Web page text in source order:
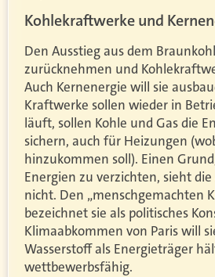
Kohlekraftwerke und
Den Ausstieg aus dem
zurücknehmen und
Auch Kernenergie will sie
Kraftwerke sollen wieder in
läuft, sollen Kohle und Gas die
sichern, auch für Heizungen
hinzukommen soll). Einen
Energien zu verzichten, sieht die
nicht. Den „menschgemachten
bezeichnet sie als politisches
Klimaabkommen von Paris will
Wasserstoff als Energieträger
wettbewerbsfähig.